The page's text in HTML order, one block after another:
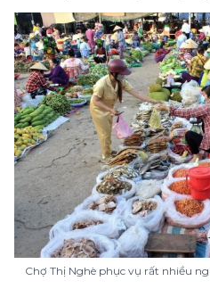
Chợ Thị Nghè phục vụ rất nhiều